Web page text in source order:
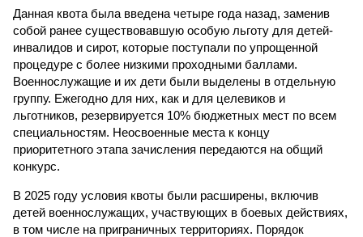
Данная квота была введена четыре года назад, заменив
собой ранее существовавшую особую льготу для детей-
инвалидов и сирот, которые поступали по упрощенной
процедуре с более низкими проходными баллами.
Военнослужащие и их дети были выделены в отдельную
группу. Ежегодно для них, как и для целевиков и
льготников, резервируется 10% бюджетных мест по всем
специальностям. Неосвоенные места к концу
приоритетного этапа зачисления передаются на общий
конкурс.
В 2025 году условия квоты были расширены, включив
детей военнослужащих, участвующих в боевых действиях,
в том числе на приграничных территориях. Порядок